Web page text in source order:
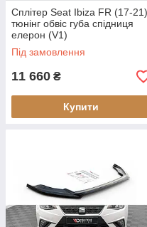
Сплітер Seat Ibiza FR (17-21)
тюнінг обвіс губа спідниця
елерон (V1)
Під замовлення
11 660 ₴
Купити